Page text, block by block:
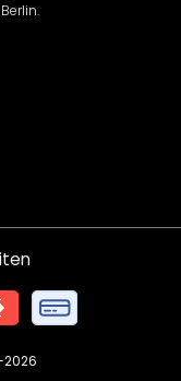
2026